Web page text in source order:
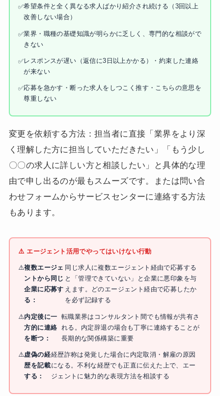
希望条件と全く異なる求人ばかり紹介され続ける（3回以上
改善しない場合）
業界・職種の基礎知識が明らかに乏しく、専門的な相談がで
きない
レスポンスが遅い（返信に3日以上かかる）・約束した連絡
が来ない
応募を急かす・断った求人をしつこく推す・こちらの意思を
尊重しない
変更を依頼する方法：担当者に直接「業界をより深
く理解した方に担当していただきたい」「もう少し
〇〇の求人に詳しい方と相談したい」と具体的な理
由で申し出るのが最もスムーズです。または問い合
わせフォームからサービスセンターに連絡する方法
もあります。
⚠️ エージェント活用でやってはいけない行動
複数エージェ
ントから同じ
企業に応募す
る：
同じ求人に複数エージェント経由で応募する
と「管理できていない」と企業に悪印象を与
えます。どのエージェント経由で応募したか
を必ず記録する
内定後に一
方的に連絡
を断つ：
転職業界はコンサルタント間でも情報が共有さ
れる。内定辞退の場合も丁寧に連絡することが
長期的な関係構築に重要
虚偽の経
歴を記載
する：
経歴詐称は発覚した場合に内定取消・解雇の原因
になる。不利な経歴でも正直に伝えた上で、エー
ジェントに魅力的な表現方法を相談する